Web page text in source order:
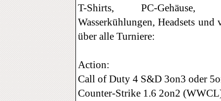
T-Shirts, PC-Gehäuse,
Wasserkühlungen, Headsets
über alle Turniere:
Action:
Call of Duty 4 S&D 3on3 oder
Counter-Strike 1.6 2on2